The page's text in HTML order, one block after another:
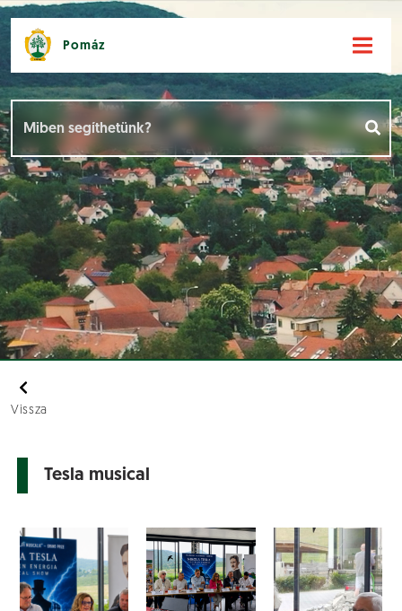
Pomáz
Vissza
Tesla musical
Események []
Dokumentumok [ ]
Aloldalak []